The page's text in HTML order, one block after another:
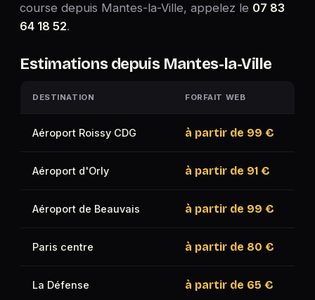
course depuis Mantes-la-Ville, appelez le 07 83
64 18 52.
Estimations depuis Mantes-la-Ville
DESTINATION FORFAIT WEB
Aéroport Roissy CDG à partir de 99 €
Aéroport d'Orly à partir de 91 €
Aéroport de Beauvais à partir de 99 €
Paris centre à partir de 80 €
La Défense à partir de 65 €